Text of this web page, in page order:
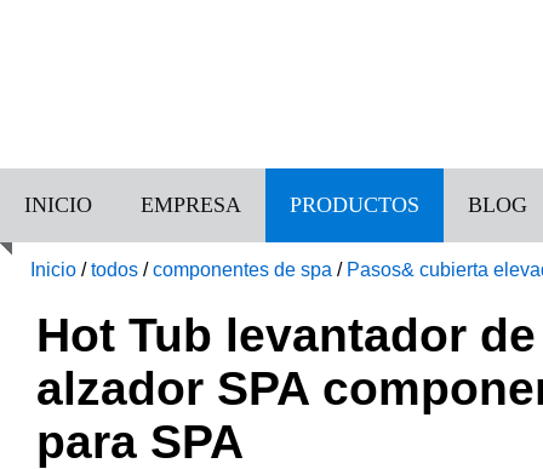
INICIO EMPRESA PRODUCTOS BLOG
Inicio /todos /componentes de spa / Pasos& cubierta
Hot Tub levantador
alzador SPA
para SPA